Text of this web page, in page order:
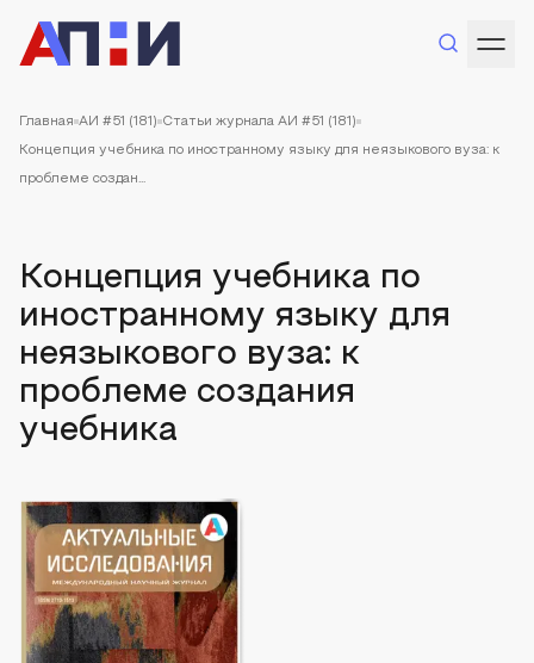
Главная АИ #51 (181) Статьи журнала АИ #51 (181)
Концепция учебника по иностранному языку для неязыкового вуза: к
проблеме создан...
Концепция учебника по
иностранному языку для
неязыкового вуза: к
проблеме создания
учебника